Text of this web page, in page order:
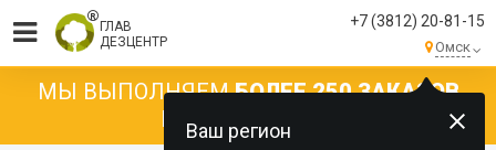
ГЛАВ
ДЕЗЦЕНТР
+7 (3812) 20-81-15
Омск
Ваш регион
МЫ ВЫПОЛНЯЕМБОЛЕЕ 250 ЗАКАЗОВ
КАЖДЫЙ ДЕНЬ!